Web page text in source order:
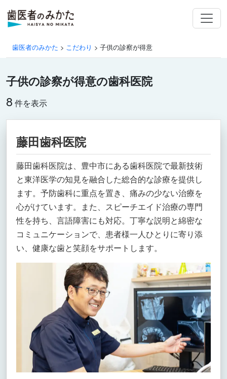
歯医者のみかた > こだわり > 子供の診察が得意
子供の診察が得意の歯科医院
8 件を表示
藤田歯科医院
藤田歯科医院は、豊中市にある歯科医院で最新技術
と東洋医学の知見を融合した総合的な診療を提供し
ます。予防歯科に重点を置き、痛みの少ない治療を
心がけています。また、スピーチエイド治療の専門
性を持ち、言語障害にも対応。丁寧な説明と綿密な
コミュニケーションで、患者様一人ひとりに寄り添
い、健康な歯と笑顔をサポートします。